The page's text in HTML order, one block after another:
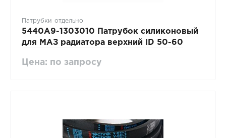
Патрубки отдельно
5440А9-1303010 Патрубок силиконовый
для МАЗ радиатора верхний ID 50-60
Цена: по запросу